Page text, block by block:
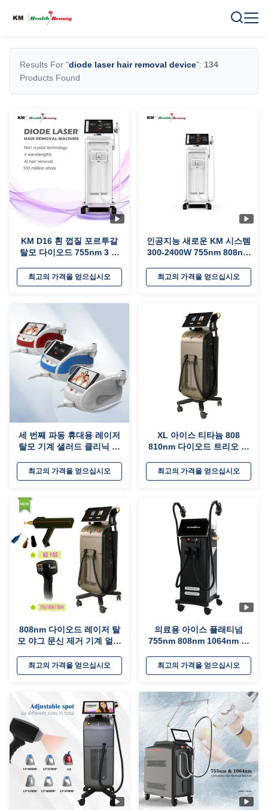
Results For "diode laser hair removal device": 134
Products Found
KM D16 흰 껍질 포르투갈
탈모 다이오드 755nm 3 웨
드 레이저 탈모 기계
최고의 가격을 얻으십시오
인공지능 새로운 KM 시스템
300-2400W 755nm 808nm
오드 레이저 탈모 기계
최고의 가격을 얻으십시오
세 번째 파동 휴대용 레이저
탈모 기계 샐러드 클리닉 영
최고의 가격을 얻으십시오
XL 아이스 티타늄 808
810nm 다이오드 트리오 레
YAG 레이저 문신 제거
최고의 가격을 얻으십시오
808nm 다이오드 레이저 탈
모 야그 문신 제거 기계 얼굴
최고의 가격을 얻으십시오
의료용 아이스 플래티넘
755nm 808nm 1064nm 영
오드 레이저
최고의 가격을 얻으십시오